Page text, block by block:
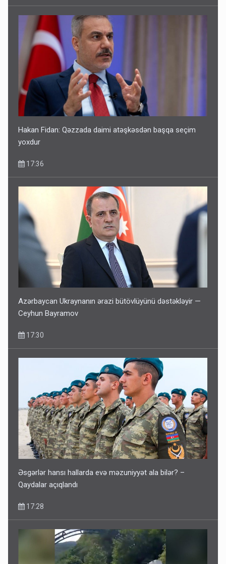
Hakan Fidan: Qəzzada daimi atəşkəsdən başqa seçim
yoxdur
17:36
Azərbaycan Ukraynanın ərazi bütövlüyünü dəstəkləyir —
Ceyhun Bayramov
17:30
Əsgərlər hansı hallarda evə məzuniyyət ala bilər? –
Qaydalar açıqlandı
17:28